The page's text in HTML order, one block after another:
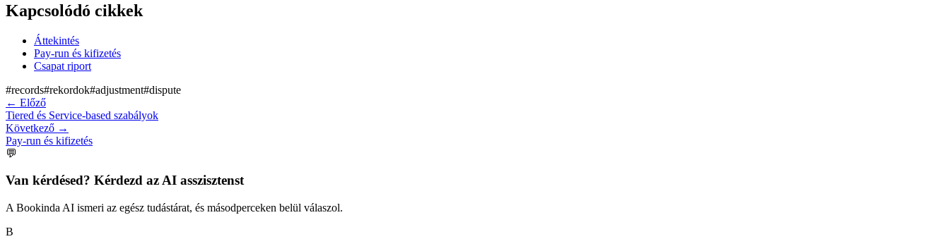
Kapcsolódó cikkek
Áttekintés
Pay-run és kifizetés
Csapat riport
#records#rekordok#adjustment#dispute
← Előző
Tiered és Service-based szabályok
Következő →
Pay-run és kifizetés
💬
Van kérdésed? Kérdezd az AI asszisztenst
A Bookinda AI ismeri az egész tudástárat, és másodperceken belül válaszol.
B